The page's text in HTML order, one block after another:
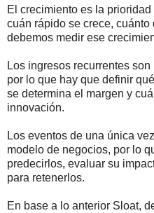
El crecimiento es la
cuán rápido se crece,
debemos medir ese
Los ingresos recurrentes
por lo que hay que definir
se determina el margen y
innovación.
Los eventos de una única
modelo de negocios, por lo
predecirlos, evaluar su
para retenerlos.
En base a lo anterior Sloat,